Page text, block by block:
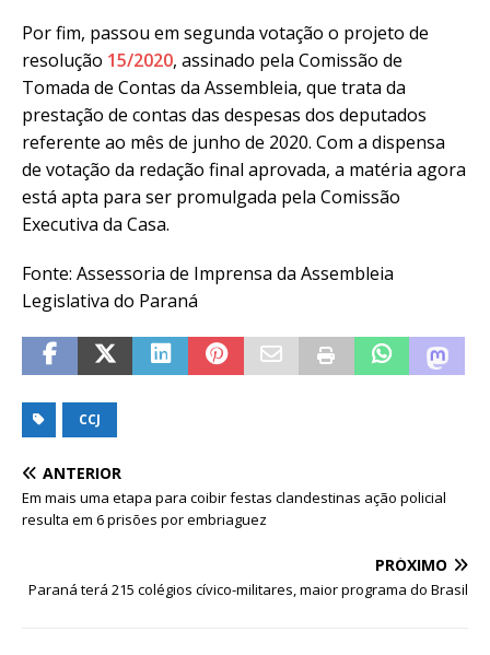
Por fim, passou em segunda votação o projeto de
resolução 15/2020, assinado pela Comissão de
Tomada de Contas da Assembleia, que trata da
prestação de contas das despesas dos deputados
referente ao mês de junho de 2020. Com a dispensa
de votação da redação final aprovada, a matéria agora
está apta para ser promulgada pela Comissão
Executiva da Casa.
Fonte: Assessoria de Imprensa da Assembleia
Legislativa do Paraná
CCJ
ANTERIOR
Em mais uma etapa para coibir festas clandestinas ação policial
resulta em 6 prisões por embriaguez
PRÓXIMO
Paraná terá 215 colégios cívico-militares, maior programa do Brasil